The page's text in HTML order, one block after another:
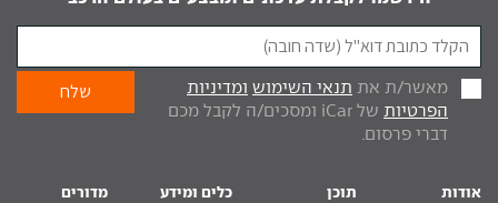
מאשר/ת את תנאי השימוש ומדיניות
הפרטיות
של iCar ומסכים/ה לקבל מכם
דברי פרסום.
אודות תוכן כלים ומידע מדורים